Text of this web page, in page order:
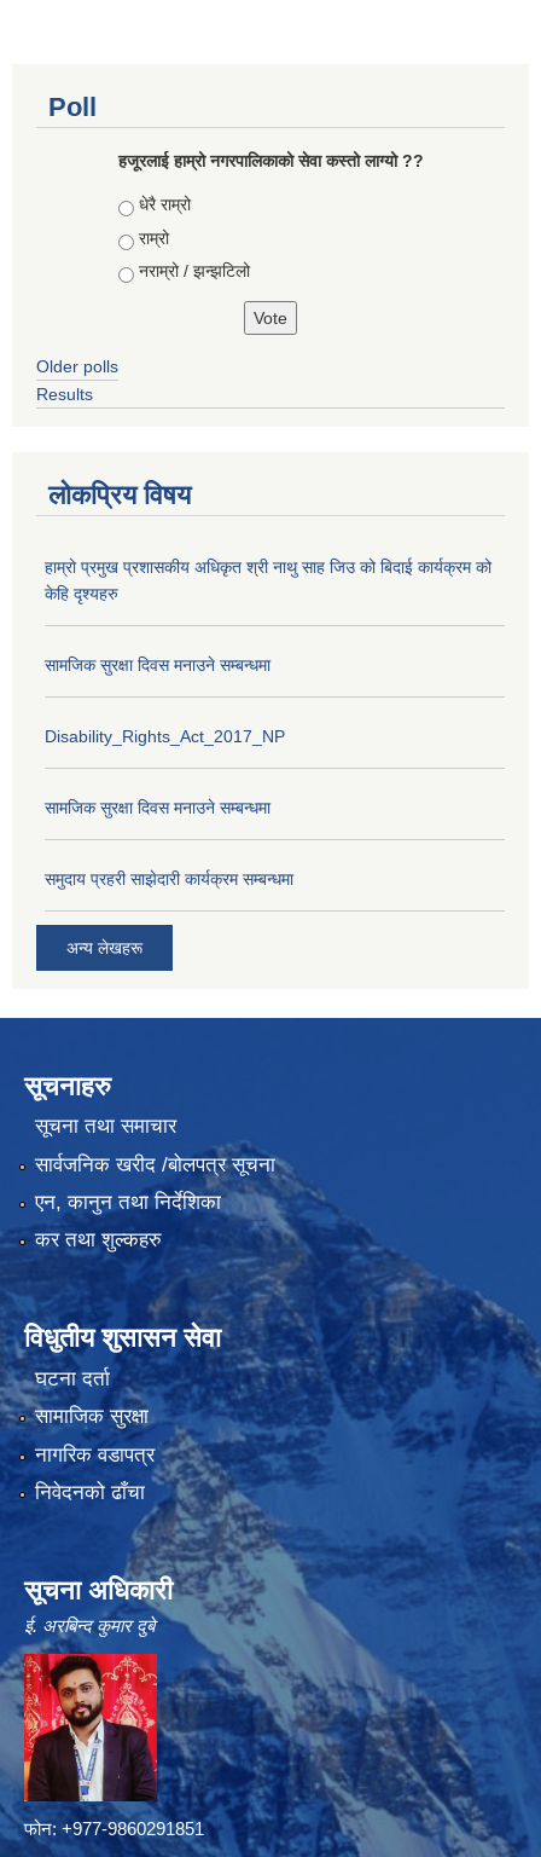
Poll
हजूरलाई हाम्रो नगरपालिकाको सेवा कस्तो लाग्यो ??
Choices
धेरै राम्रो
राम्रो
नराम्रो / झन्झटिलो
Older polls
Results
लोकप्रिय विषय
हाम्रो प्रमुख प्रशासकीय अधिकृत श्री नाथु साह जिउ को बिदाई कार्यक्रम को
केहि दृश्यहरु
सामजिक सुरक्षा दिवस मनाउने सम्बन्धमा
Disability_Rights_Act_2017_NP
सामजिक सुरक्षा दिवस मनाउने सम्बन्धमा
समुदाय प्रहरी साझेदारी कार्यक्रम सम्बन्धमा
अन्य लेखहरू
सूचनाहरु
सूचना तथा समाचार
सार्वजनिक खरीद /बोलपत्र सूचना
एन, कानुन तथा निर्देशिका
कर तथा शुल्कहरु
विधुतीय शुसासन सेवा
घटना दर्ता
सामाजिक सुरक्षा
नागरिक वडापत्र
निवेदनको ढाँचा
सूचना अधिकारी
ई. अरबिन्द कुमार दुबे
फोन: +977-9860291851